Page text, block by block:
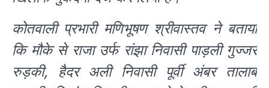
कोतवाली प्रभारी मणिभूषण श्रीवास्तव ने बताया
कि मौके से राजा उर्फ रांझा निवासी पाड़ली गुज्जर
रुड़की, हैदर अली निवासी पूर्वी अंबर तालाब